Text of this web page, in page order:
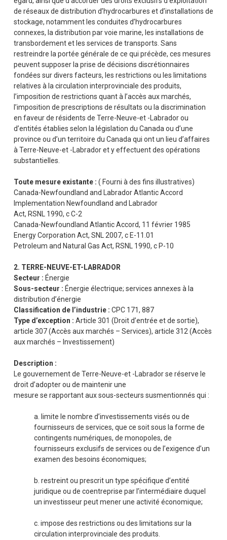
de réseaux de distribution d’hydrocarbures et d’installations de
stockage, notamment les conduites d’hydrocarbures
connexes, la distribution par voie marine, les installations de
transbordement et les services de transports. Sans
restreindre la portée générale de ce qui précède, ces mesures
peuvent supposer la prise de décisions discrétionnaires
fondées sur divers facteurs, les restrictions ou les limitations
relatives à la circulation interprovinciale des produits,
l’imposition de restrictions quant à l’accès aux marchés,
l’imposition de prescriptions de résultats ou la discrimination
en faveur de résidents de Terre-Neuve-et -Labrador ou
d’entités établies selon la législation du Canada ou d’une
province ou d’un territoire du Canada qui ont un lieu d’affaires
à Terre-Neuve-et -Labrador et y effectuent des opérations
substantielles.
Toute mesure existante : ( Fourni à des fins illustratives)
Canada-Newfoundland and Labrador Atlantic Accord
Implementation Newfoundland and Labrador
Act, RSNL 1990, c C-2
Canada-Newfoundland Atlantic Accord, 11 février 1985
Energy Corporation Act, SNL 2007, c E-11.01
Petroleum and Natural Gas Act, RSNL 1990, c P-10
2. TERRE-NEUVE-ET-LABRADOR
Secteur : Énergie
Sous-secteur : Énergie électrique; services annexes à la
distribution d’énergie
Classification de l’industrie : CPC 171, 887
Type d’exception : Article 301 (Droit d’entrée et de sortie),
article 307 (Accès aux marchés – Services), article 312 (Accès
aux marchés – Investissement)
Description :
Le gouvernement de Terre-Neuve-et -Labrador se réserve le
droit d’adopter ou de maintenir une
mesure se rapportant aux sous-secteurs susmentionnés qui :
a. limite le nombre d’investissements visés ou de
fournisseurs de services, que ce soit sous la forme de
contingents numériques, de monopoles, de
fournisseurs exclusifs de services ou de l’exigence d’un
examen des besoins économiques;
b. restreint ou prescrit un type spécifique d’entité
juridique ou de coentreprise par l’intermédiaire duquel
un investisseur peut mener une activité économique;
c. impose des restrictions ou des limitations sur la
circulation interprovinciale des produits.